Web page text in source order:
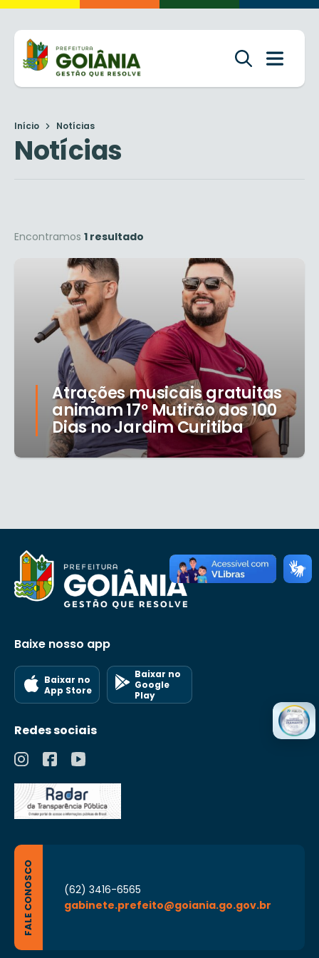
Início Notícias
Notícias
Encontramos 1 resultado
Atrações musicais gratuitas
animam 17º Mutirão dos 100
Dias no Jardim Curitiba
Baixe nosso app
Baixar no
App Store
Baixar no
Google
Play
Redes sociais
FALE CONOSCO
(62) 3416-6565
gabinete.prefeito@goiania.go.gov.br